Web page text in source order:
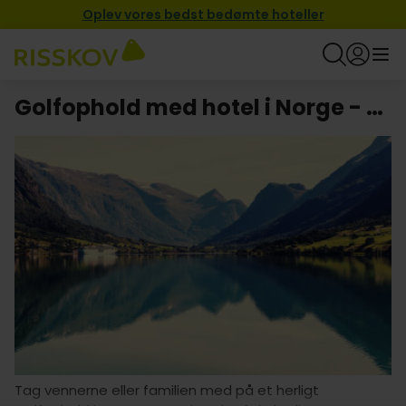
Oplev vores bedst bedømte hoteller
Golfophold med hotel i Norge - begynd at pakke køllerne
Tag vennerne eller familien med på et herligt